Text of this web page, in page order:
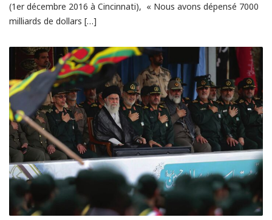
(1er décembre 2016 à Cincinnati), « Nous avons dépensé 7000
milliards de dollars […]